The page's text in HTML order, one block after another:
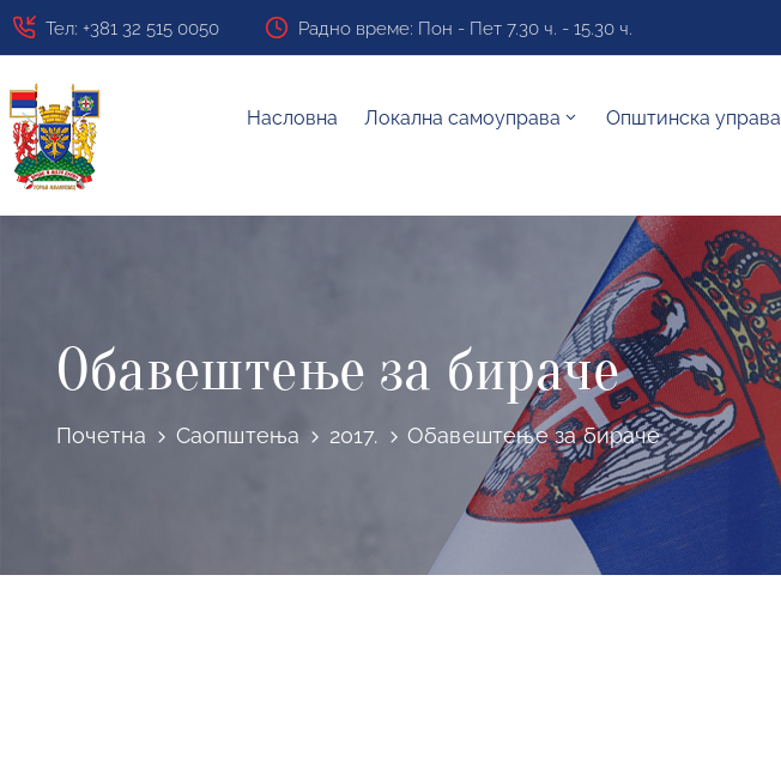
Тел: +381 32 515 0050 Радно време: Пон - Пет 7.30 ч. - 15.30 ч.
Насловна Локална самоуправа Општинска управа
Обавештење за бираче
Почетна Саопштења 2017. Обавештење за бираче